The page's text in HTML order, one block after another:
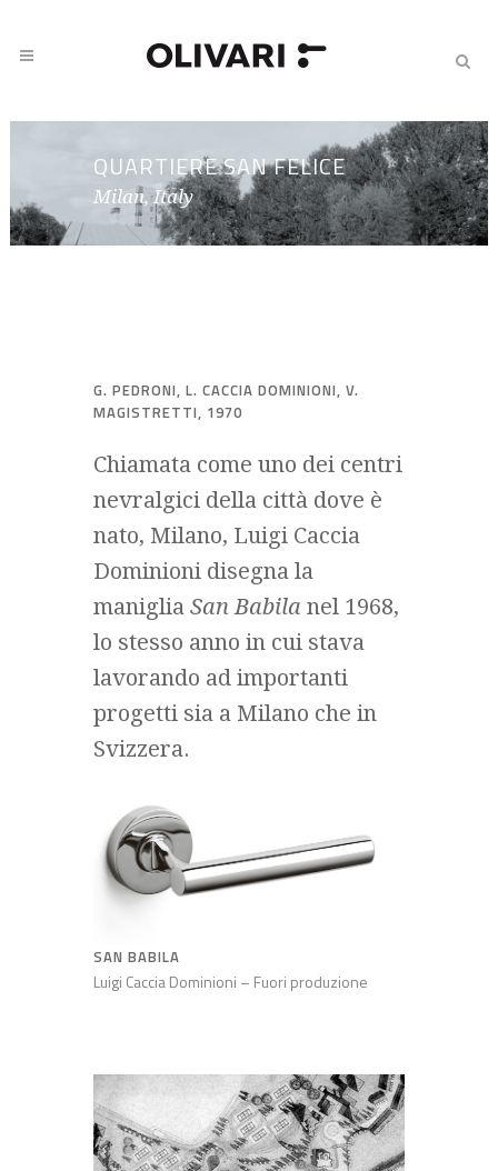
QUARTIERE SAN FELICE
Milan, Italy
G. PEDRONI, L. CACCIA DOMINIONI, V.
MAGISTRETTI, 1970
Chiamata come uno dei centri
nevralgici della città dove è
nato, Milano, Luigi Caccia
Dominioni disegna la
maniglia San Babila nel 1968,
lo stesso anno in cui stava
lavorando ad importanti
progetti sia a Milano che in
Svizzera.
SAN BABILA
Luigi Caccia Dominioni – Fuori produzione